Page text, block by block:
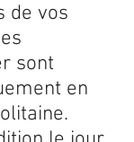
de vos
sont
en